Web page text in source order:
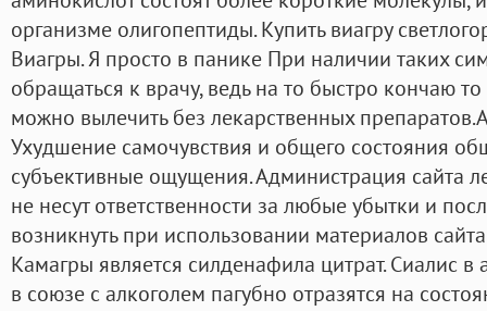
организме олигопептиды. Купить виагру
Виагры. Я просто в панике При наличии таких
обращаться к врачу, ведь на то быстро кончаю то
можно вылечить без лекарственных
Ухудшение самочувствия и общего состояния
субъективные ощущения. Администрация сайта
не несут ответственности за любые убытки и
возникнуть при использовании материалов
Камагры является силденафила цитрат. Сиалис в
в союзе с алкоголем пагубно отразятся на